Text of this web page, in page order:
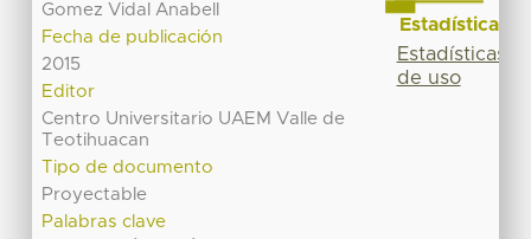
Gomez Vidal Anabell
Fecha de publicación
2015
Editor
Centro Universitario UAEM Valle de
Teotihuacan
Tipo de documento
Proyectable
Palabras clave
Estadísticas
Estadísticas
de uso